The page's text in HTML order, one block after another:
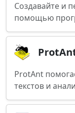
Создавайте и
помощью
ProtAnt
текстов и